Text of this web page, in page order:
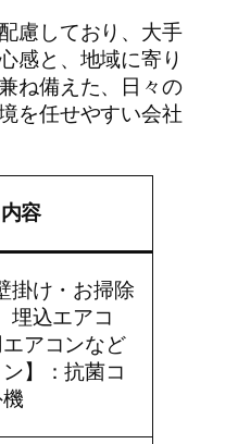
慮しており、大手
感と、地域に寄り
ね備えた、日々の
を任せやすい会社
内容
掛け・お掃除
埋込エアコ
アコンなど
ン】：抗菌コ